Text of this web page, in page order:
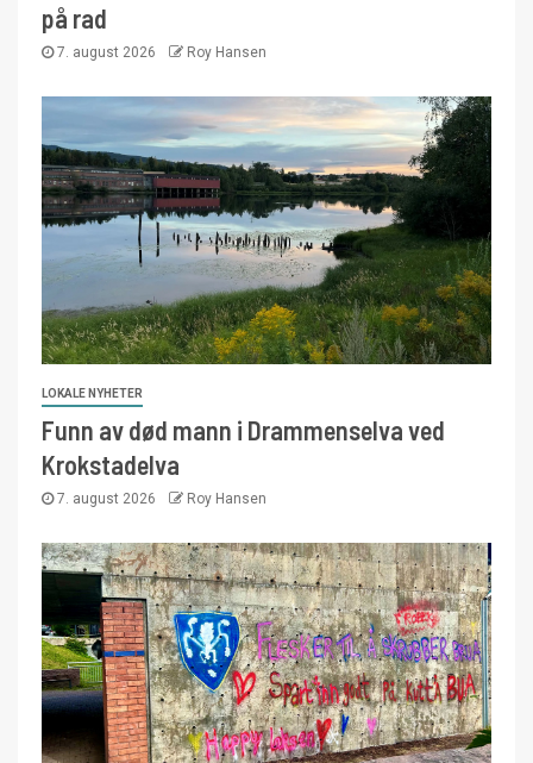
på rad
7. august 2026 Roy Hansen
LOKALE NYHETER
Funn av død mann i Drammenselva ved
Krokstadelva
7. august 2026 Roy Hansen